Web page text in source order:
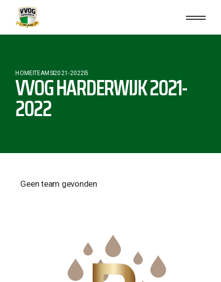
HOMETEAMS2021-20225
VVOG HARDERWIJK 2021-
2022
Geen team gevonden